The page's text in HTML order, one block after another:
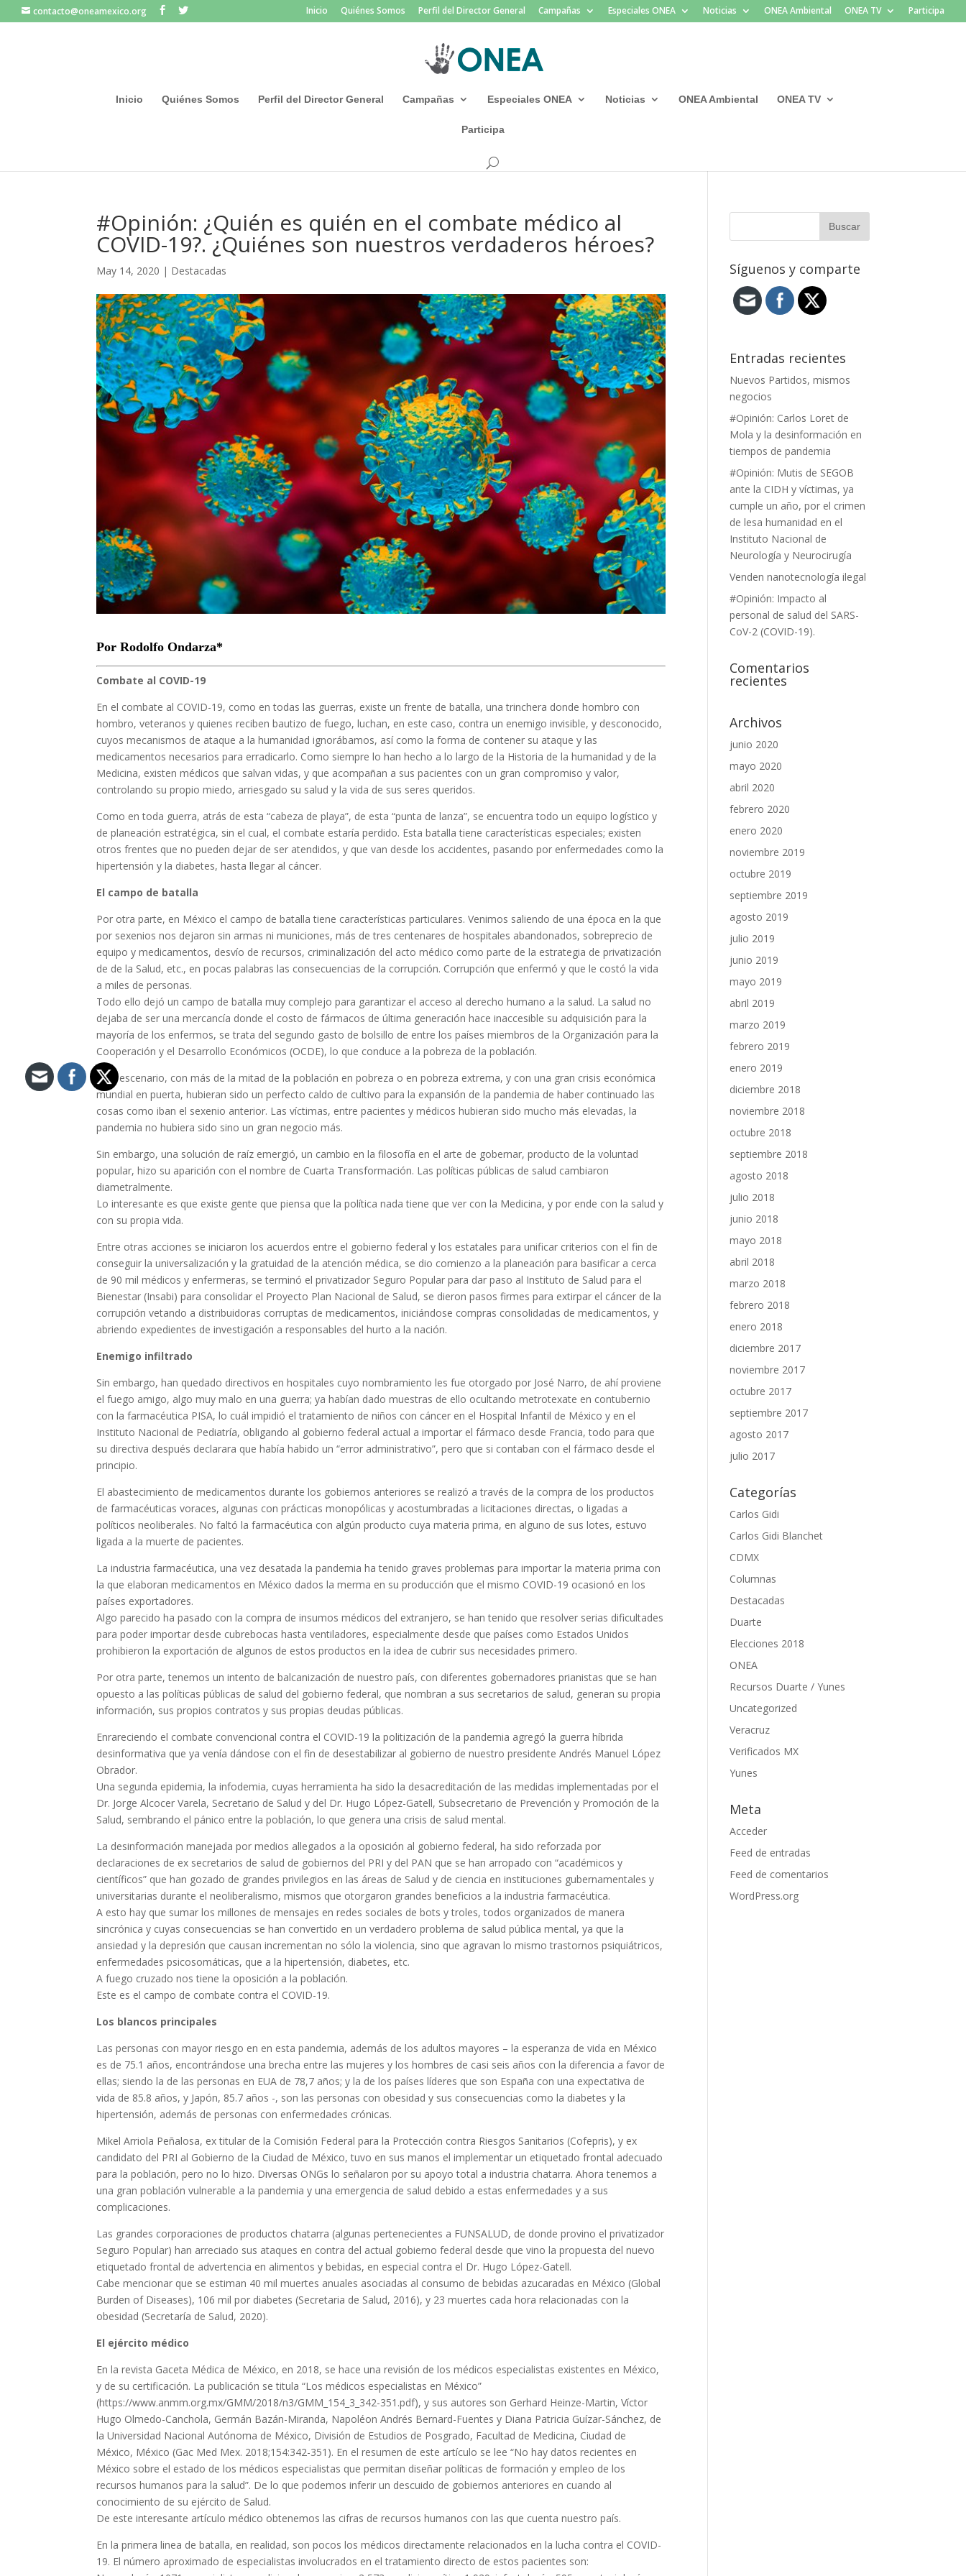
contacto@oneamexico.org Inicio Quiénes Somos Perfil del Director General Campañas Especiales ONEA Noticias ONEA Ambiental ONEA TV Participa
Inicio Quiénes Somos Perfil del Director General Campañas Especiales ONEA Noticias ONEA Ambiental ONEA TV
Participa
#Opinión: ¿Quién es quién en el combate médico al
COVID-19?. ¿Quiénes son nuestros verdaderos héroes?
May 14, 2020 | Destacadas
Por Rodolfo Ondarza*
Combate al COVID-19
En el combate al COVID-19, como en todas las guerras, existe un frente de batalla, una trinchera donde hombro con
hombro, veteranos y quienes reciben bautizo de fuego, luchan, en este caso, contra un enemigo invisible, y desconocido,
cuyos mecanismos de ataque a la humanidad ignorábamos, así como la forma de contener su ataque y las
medicamentos necesarios para erradicarlo. Como siempre lo han hecho a lo largo de la Historia de la humanidad y de la
Medicina, existen médicos que salvan vidas, y que acompañan a sus pacientes con un gran compromiso y valor,
controlando su propio miedo, arriesgado su salud y la vida de sus seres queridos.
Como en toda guerra, atrás de esta “cabeza de playa”, de esta “punta de lanza”, se encuentra todo un equipo logístico y
de planeación estratégica, sin el cual, el combate estaría perdido. Esta batalla tiene características especiales; existen
otros frentes que no pueden dejar de ser atendidos, y que van desde los accidentes, pasando por enfermedades como la
hipertensión y la diabetes, hasta llegar al cáncer.
El campo de batalla
Por otra parte, en México el campo de batalla tiene características particulares. Venimos saliendo de una época en la que
por sexenios nos dejaron sin armas ni municiones, más de tres centenares de hospitales abandonados, sobreprecio de
equipo y medicamentos, desvío de recursos, criminalización del acto médico como parte de la estrategia de privatización
de de la Salud, etc., en pocas palabras las consecuencias de la corrupción. Corrupción que enfermó y que le costó la vida
a miles de personas.
Todo ello dejó un campo de batalla muy complejo para garantizar el acceso al derecho humano a la salud. La salud no
dejaba de ser una mercancía donde el costo de fármacos de última generación hace inaccesible su adquisición para la
mayoría de los enfermos, se trata del segundo gasto de bolsillo de entre los países miembros de la Organización para la
Cooperación y el Desarrollo Económicos (OCDE), lo que conduce a la pobreza de la población.
Este escenario, con más de la mitad de la población en pobreza o en pobreza extrema, y con una gran crisis económica
mundial en puerta, hubieran sido un perfecto caldo de cultivo para la expansión de la pandemia de haber continuado las
cosas como iban el sexenio anterior. Las víctimas, entre pacientes y médicos hubieran sido mucho más elevadas, la
pandemia no hubiera sido sino un gran negocio más.
Sin embargo, una solución de raíz emergió, un cambio en la filosofía en el arte de gobernar, producto de la voluntad
popular, hizo su aparición con el nombre de Cuarta Transformación. Las políticas públicas de salud cambiaron
diametralmente.
Lo interesante es que existe gente que piensa que la política nada tiene que ver con la Medicina, y por ende con la salud y
con su propia vida.
Entre otras acciones se iniciaron los acuerdos entre el gobierno federal y los estatales para unificar criterios con el fin de
conseguir la universalización y la gratuidad de la atención médica, se dio comienzo a la planeación para basificar a cerca
de 90 mil médicos y enfermeras, se terminó el privatizador Seguro Popular para dar paso al Instituto de Salud para el
Bienestar (Insabi) para consolidar el Proyecto Plan Nacional de Salud, se dieron pasos firmes para extirpar el cáncer de la
corrupción vetando a distribuidoras corruptas de medicamentos, iniciándose compras consolidadas de medicamentos, y
abriendo expedientes de investigación a responsables del hurto a la nación.
Enemigo infiltrado
Sin embargo, han quedado directivos en hospitales cuyo nombramiento les fue otorgado por José Narro, de ahí proviene
el fuego amigo, algo muy malo en una guerra; ya habían dado muestras de ello ocultando metrotexate en contubernio
con la farmacéutica PISA, lo cuál impidió el tratamiento de niños con cáncer en el Hospital Infantil de México y en el
Instituto Nacional de Pediatría, obligando al gobierno federal actual a importar el fármaco desde Francia, todo para que
su directiva después declarara que había habido un “error administrativo”, pero que si contaban con el fármaco desde el
principio.
El abastecimiento de medicamentos durante los gobiernos anteriores se realizó a través de la compra de los productos
de farmacéuticas voraces, algunas con prácticas monopólicas y acostumbradas a licitaciones directas, o ligadas a
políticos neoliberales. No faltó la farmacéutica con algún producto cuya materia prima, en alguno de sus lotes, estuvo
ligada a la muerte de pacientes.
La industria farmacéutica, una vez desatada la pandemia ha tenido graves problemas para importar la materia prima con
la que elaboran medicamentos en México dados la merma en su producción que el mismo COVID-19 ocasionó en los
países exportadores.
Algo parecido ha pasado con la compra de insumos médicos del extranjero, se han tenido que resolver serias dificultades
para poder importar desde cubrebocas hasta ventiladores, especialmente desde que países como Estados Unidos
prohibieron la exportación de algunos de estos productos en la idea de cubrir sus necesidades primero.
Por otra parte, tenemos un intento de balcanización de nuestro país, con diferentes gobernadores prianistas que se han
opuesto a las políticas públicas de salud del gobierno federal, que nombran a sus secretarios de salud, generan su propia
información, sus propios contratos y sus propias deudas públicas.
Enrareciendo el combate convencional contra el COVID-19 la politización de la pandemia agregó la guerra híbrida
desinformativa que ya venía dándose con el fin de desestabilizar al gobierno de nuestro presidente Andrés Manuel López
Obrador.
Una segunda epidemia, la infodemia, cuyas herramienta ha sido la desacreditación de las medidas implementadas por el
Dr. Jorge Alcocer Varela, Secretario de Salud y del Dr. Hugo López-Gatell, Subsecretario de Prevención y Promoción de la
Salud, sembrando el pánico entre la población, lo que genera una crisis de salud mental.
La desinformación manejada por medios allegados a la oposición al gobierno federal, ha sido reforzada por
declaraciones de ex secretarios de salud de gobiernos del PRI y del PAN que se han arropado con “académicos y
científicos” que han gozado de grandes privilegios en las áreas de Salud y de ciencia en instituciones gubernamentales y
universitarias durante el neoliberalismo, mismos que otorgaron grandes beneficios a la industria farmacéutica.
A esto hay que sumar los millones de mensajes en redes sociales de bots y troles, todos organizados de manera
sincrónica y cuyas consecuencias se han convertido en un verdadero problema de salud pública mental, ya que la
ansiedad y la depresión que causan incrementan no sólo la violencia, sino que agravan lo mismo trastornos psiquiátricos,
enfermedades psicosomáticas, que a la hipertensión, diabetes, etc.
A fuego cruzado nos tiene la oposición a la población.
Este es el campo de combate contra el COVID-19.
Los blancos principales
Las personas con mayor riesgo en en esta pandemia, además de los adultos mayores – la esperanza de vida en México
es de 75.1 años, encontrándose una brecha entre las mujeres y los hombres de casi seis años con la diferencia a favor de
ellas; siendo la de las personas en EUA de 78,7 años; y la de los países líderes que son España con una expectativa de
vida de 85.8 años, y Japón, 85.7 años -, son las personas con obesidad y sus consecuencias como la diabetes y la
hipertensión, además de personas con enfermedades crónicas.
Mikel Arriola Peñalosa, ex titular de la Comisión Federal para la Protección contra Riesgos Sanitarios (Cofepris), y ex
candidato del PRI al Gobierno de la Ciudad de México, tuvo en sus manos el implementar un etiquetado frontal adecuado
para la población, pero no lo hizo. Diversas ONGs lo señalaron por su apoyo total a industria chatarra. Ahora tenemos a
una gran población vulnerable a la pandemia y una emergencia de salud debido a estas enfermedades y a sus
complicaciones.
Las grandes corporaciones de productos chatarra (algunas pertenecientes a FUNSALUD, de donde provino el privatizador
Seguro Popular) han arreciado sus ataques en contra del actual gobierno federal desde que vino la propuesta del nuevo
etiquetado frontal de advertencia en alimentos y bebidas, en especial contra el Dr. Hugo López-Gatell.
Cabe mencionar que se estiman 40 mil muertes anuales asociadas al consumo de bebidas azucaradas en México (Global
Burden of Diseases), 106 mil por diabetes (Secretaria de Salud, 2016), y 23 muertes cada hora relacionadas con la
obesidad (Secretaría de Salud, 2020).
El ejército médico
En la revista Gaceta Médica de México, en 2018, se hace una revisión de los médicos especialistas existentes en México,
y de su certificación. La publicación se titula “Los médicos especialistas en México”
(https://www.anmm.org.mx/GMM/2018/n3/GMM_154_3_342-351.pdf), y sus autores son Gerhard Heinze-Martin, Víctor
Hugo Olmedo-Canchola, Germán Bazán-Miranda, Napoléon Andrés Bernard-Fuentes y Diana Patricia Guízar-Sánchez, de
la Universidad Nacional Autónoma de México, División de Estudios de Posgrado, Facultad de Medicina, Ciudad de
México, México (Gac Med Mex. 2018;154:342-351). En el resumen de este artículo se lee “No hay datos recientes en
México sobre el estado de los médicos especialistas que permitan diseñar políticas de formación y empleo de los
recursos humanos para la salud”. De lo que podemos inferir un descuido de gobiernos anteriores en cuando al
conocimiento de su ejército de Salud.
De este interesante artículo médico obtenemos las cifras de recursos humanos con las que cuenta nuestro país.
En la primera linea de batalla, en realidad, son pocos los médicos directamente relacionados en la lucha contra el COVID-
19. El número aproximado de especialistas involucrados en el tratamiento directo de estos pacientes son:
Síguenos y comparte
Entradas recientes
Nuevos Partidos, mismos
negocios
#Opinión: Carlos Loret de
Mola y la desinformación en
tiempos de pandemia
#Opinión: Mutis de SEGOB
ante la CIDH y víctimas, ya
cumple un año, por el crimen
de lesa humanidad en el
Instituto Nacional de
Neurología y Neurocirugía
Venden nanotecnología ilegal
#Opinión: Impacto al
personal de salud del SARS-
CoV-2 (COVID-19).
Comentarios
recientes
Archivos
junio 2020
mayo 2020
abril 2020
febrero 2020
enero 2020
noviembre 2019
octubre 2019
septiembre 2019
agosto 2019
julio 2019
junio 2019
mayo 2019
abril 2019
marzo 2019
febrero 2019
enero 2019
diciembre 2018
noviembre 2018
octubre 2018
septiembre 2018
agosto 2018
julio 2018
junio 2018
mayo 2018
abril 2018
marzo 2018
febrero 2018
enero 2018
diciembre 2017
noviembre 2017
octubre 2017
septiembre 2017
agosto 2017
julio 2017
Categorías
Carlos Gidi
Carlos Gidi Blanchet
CDMX
Columnas
Destacadas
Duarte
Elecciones 2018
ONEA
Recursos Duarte / Yunes
Uncategorized
Veracruz
Verificados MX
Yunes
Meta
Acceder
Feed de entradas
Feed de comentarios
WordPress.org